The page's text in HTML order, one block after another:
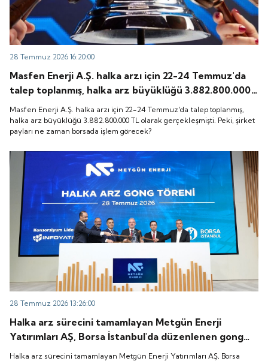
28 Temmuz 2026 16:20:00
Masfen Enerji A.Ş. halka arzı için 22-24 Temmuz'da
talep toplanmış, halka arz büyüklüğü 3.882.800.000
TL olarak gerçekleşmişti. Peki, şirket payları ne
zaman borsada işlem görecek?
Masfen Enerji A.Ş. halka arzı için 22-24 Temmuz'da talep toplanmış,
halka arz büyüklüğü 3.882.800.000 TL olarak gerçekleşmişti. Peki, şirket
payları ne zaman borsada işlem görecek?
28 Temmuz 2026 13:26:00
Halka arz sürecini tamamlayan Metgün Enerji
Yatırımları AŞ, Borsa İstanbul'da düzenlenen gong
töreniyle "METEN" koduyla işlem görmeye başladı.
Halka arz sürecini tamamlayan Metgün Enerji Yatırımları AŞ, Borsa